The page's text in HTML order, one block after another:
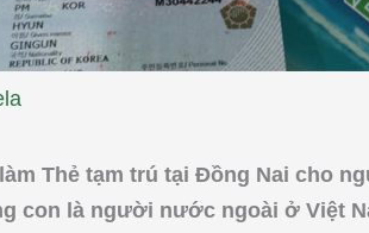
Thẻ tạm trú tại Đồng Nai cho
con là người nước ngoài ở Việt